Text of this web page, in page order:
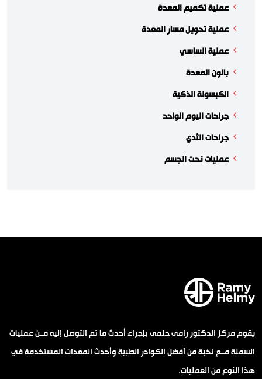
عملية تكميم المعدة
عملية تحويل مسار المعدة
عملية الساسي
بالون المعدة
الكبسولة الذكية
جراحات اليوم الواحد
جراحات الثدي
عمليات نحت الجسم
يقوم مركز الدكتور رامى حلمى بإجراء أحدث ما تم التوصل إليه مــن عمليات
السمنة مــع نخبة من أفضل الكوادر الطبية وأحدث المعدات المستخدمة في
هذا النوع من العمليات.